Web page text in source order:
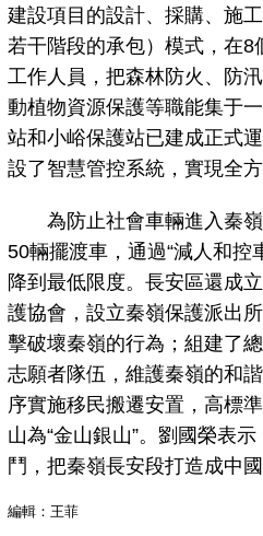
建設項目的設計、採購、施
若干階段的承包）模式，在
工作人員，把森林防火、防
動植物資源保護等職能集于
站和小峪保護站已建成正式
設了智慧管控系統，實現全方
為防止社會車輛進入秦嶺
50輛擺渡車，通過“減人和控
降到最低限度。長安區還成
護協會，設立秦嶺保護派出
擊破壞秦嶺的行為；組建了
志願者隊伍，維護秦嶺的和
序實施移民搬遷安置，高標
山為“金山銀山”。劉國榮表
鬥，把秦嶺長安段打造成中
編輯：王菲